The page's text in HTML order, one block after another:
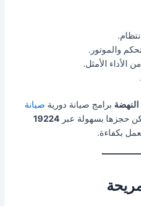
والموتور.
الأداء الأمثل.
برامج صيانة دورية صيانة
حجزها بسهولة عبر19224
بكفاءة.